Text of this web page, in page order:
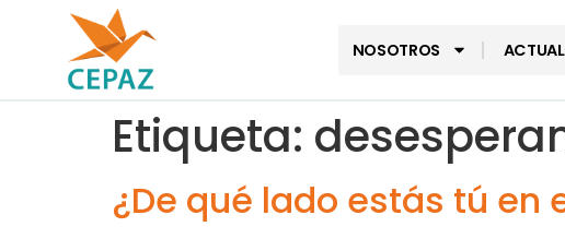
NOSOTROS
Etiqueta:
¿De qué lado estás tú en